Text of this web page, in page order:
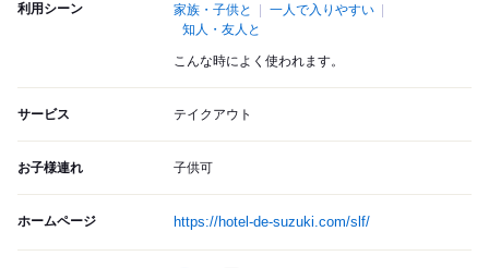
利用シーン 家族・子供と
一人で入りやすい
知人・友人と
こんな時によく使われます。
サービス テイクアウト
お子様連れ 子供可
ホームページ https://hotel-de-suzuki.com/slf/